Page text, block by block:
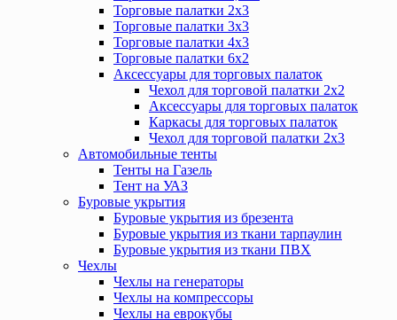
Торговые палатки 2х3
Торговые палатки 3х3
Торговые палатки 4х3
Торговые палатки 6х2
Аксессуары для торговых палаток
Чехол для торговой палатки 2х2
Аксессуары для торговых палаток
Каркасы для торговых палаток
Чехол для торговой палатки 2х3
Автомобильные тенты
Тенты на Газель
Тент на УАЗ
Буровые укрытия
Буровые укрытия из брезента
Буровые укрытия из ткани тарпаулин
Буровые укрытия из ткани ПВХ
Чехлы
Чехлы на генераторы
Чехлы на компрессоры
Чехлы на еврокубы